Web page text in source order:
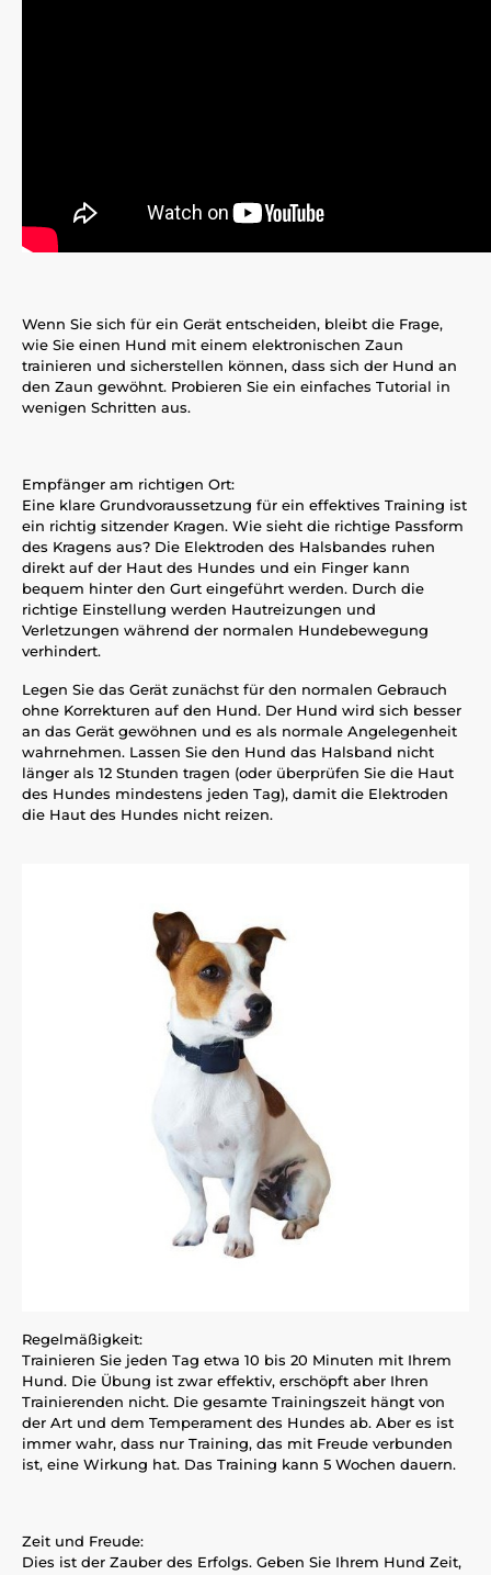
Wenn Sie sich für ein Gerät entscheiden, bleibt die Frage,
wie Sie einen Hund mit einem elektronischen Zaun
trainieren und sicherstellen können, dass sich der Hund an
den Zaun gewöhnt. Probieren Sie ein einfaches Tutorial in
wenigen Schritten aus.
Empfänger am richtigen Ort:
Eine klare Grundvoraussetzung für ein effektives Training ist
ein richtig sitzender Kragen. Wie sieht die richtige Passform
des Kragens aus? Die Elektroden des Halsbandes ruhen
direkt auf der Haut des Hundes und ein Finger kann
bequem hinter den Gurt eingeführt werden. Durch die
richtige Einstellung werden Hautreizungen und
Verletzungen während der normalen Hundebewegung
verhindert.
Legen Sie das Gerät zunächst für den normalen Gebrauch
ohne Korrekturen auf den Hund. Der Hund wird sich besser
an das Gerät gewöhnen und es als normale Angelegenheit
wahrnehmen. Lassen Sie den Hund das Halsband nicht
länger als 12 Stunden tragen (oder überprüfen Sie die Haut
des Hundes mindestens jeden Tag), damit die Elektroden
die Haut des Hundes nicht reizen.
Regelmäßigkeit:
Trainieren Sie jeden Tag etwa 10 bis 20 Minuten mit Ihrem
Hund. Die Übung ist zwar effektiv, erschöpft aber Ihren
Trainierenden nicht. Die gesamte Trainingszeit hängt von
der Art und dem Temperament des Hundes ab. Aber es ist
immer wahr, dass nur Training, das mit Freude verbunden
ist, eine Wirkung hat. Das Training kann 5 Wochen dauern.
Zeit und Freude:
Dies ist der Zauber des Erfolgs. Geben Sie Ihrem Hund Zeit,